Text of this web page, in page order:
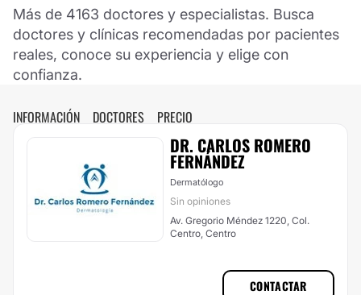
Más de 4163 doctores y especialistas. Busca
doctores y clínicas recomendadas por pacientes
reales, conoce su experiencia y elige con
confianza.
INFORMACIÓN DOCTORES PRECIO
DR. CARLOS ROMERO
FERNÁNDEZ
Dermatólogo
Sin opiniones
Av. Gregorio Méndez 1220, Col.
Centro, Centro
CONTACTAR